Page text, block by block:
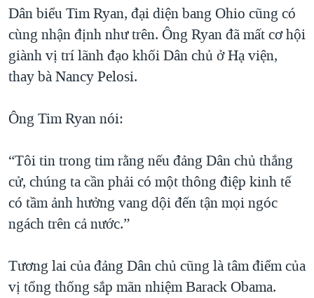
Dân biểu Tim Ryan, đại diện bang Ohio cũng có
cùng nhận định như trên. Ông Ryan đã mất cơ hội
giành vị trí lãnh đạo khối Dân chủ ở Hạ viện,
thay bà Nancy Pelosi.
Ông Tim Ryan nói:
“Tôi tin trong tim rằng nếu đảng Dân chủ thắng
cử, chúng ta cần phải có một thông điệp kinh tế
có tầm ảnh hưởng vang dội đến tận mọi ngóc
ngách trên cả nước.”
Tương lai của đảng Dân chủ cũng là tâm điểm của
vị tổng thống sắp mãn nhiệm Barack Obama.